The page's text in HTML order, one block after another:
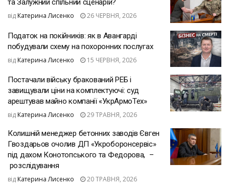
та Залужний спільний сценарій?
від Катерина Лисенко 26 ЧЕРВНЯ, 2026
Податок на покійників: як в Авангарді
побудували схему на похоронних послугах
від Катерина Лисенко 15 ЧЕРВНЯ, 2026
Постачали війську бракований РЕБ і
завищували ціни на комплектуючі: суд
арештував майно компанії «УкрАрмоТех»
від Катерина Лисенко 29 ТРАВНЯ, 2026
Колишній менеджер бетонних заводів Євген
Гвоздарьов очолив ДП «Укроборонсервіс»
під дахом Конотопського та Федорова, –
розслідування
від Катерина Лисенко 20 ТРАВНЯ, 2026